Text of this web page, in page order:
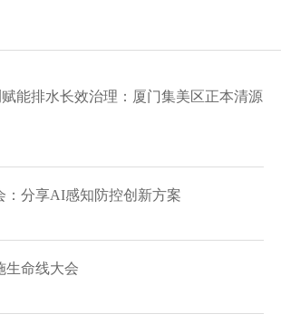
能排水长效治理：厦门集美区正本清源
：分享AI感知防控创新方案
生命线大会